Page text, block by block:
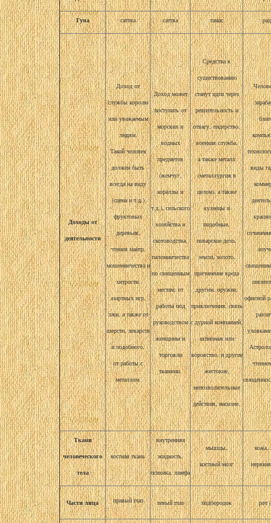
Гуна саттва саттва тамас
Доходы от
деятельности
Доход от
службы королю
или уважаемым
людям.
Такой человек
должен быть
всегда на виду
(сцена и т.д.)
фруктовых
деревьев,
чтения мантр,
мошенничества и
хитрости,
азартных игр,
лжи, а также от
шерсти, лекарств
и подобного,
от работы с
металлом.
Доход может
поступать от
морских и
водных
предметов
(жемчуг,
кораллы и
т.д.), сельского
хозяйства и
скотоводства,
паломничества
по священным
местам, от
работы под
руководством
женщины и
торговли
тканями.
Средства к
существованию
станут идти через
решительность и
отвагу, лидерство,
военная служба,
а также металл
(металлургия в
целом), а также
кузнецы и
подобные,
поварское дело,
земли, золото,
причинение вреда
другим, оружие,
приключения, связь
с дурной компанией,
шпионаж или
воровство, и другие
жестокие,
непозволительные
действия, насилие.
виды
офисной
Ткани
человеческого
тела
костная ткань
внутренняя
жидкость,
психика, лимфа
мышцы,
костный мозг
кожа,
Части лица правый глаз левый глаз подбородок рот